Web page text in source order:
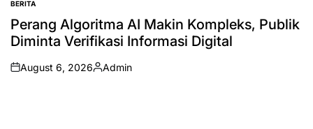
POSTED
IN
BERITA
Perang Algoritma AI Makin Kompleks, Publik
Diminta Verifikasi Informasi Digital
on
August 6, 2026
Posted
Admin